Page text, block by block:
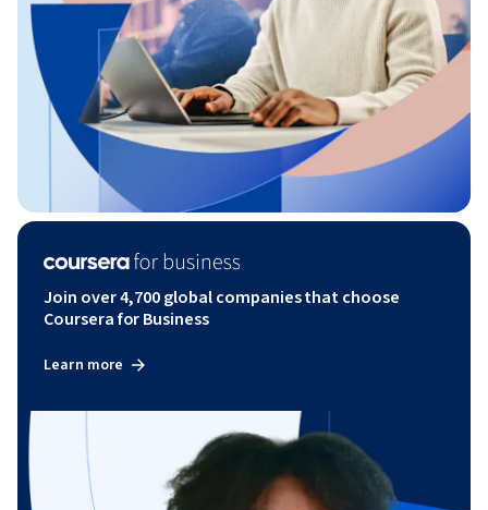
Join over 4,700 global companies that choose
Coursera for Business
Learn more